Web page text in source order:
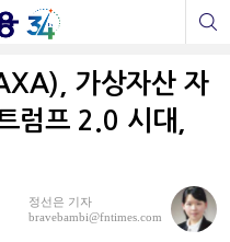
가상자산 자
럼프 2.0 시대,
정선은 기자
bravebambi@fntimes.com